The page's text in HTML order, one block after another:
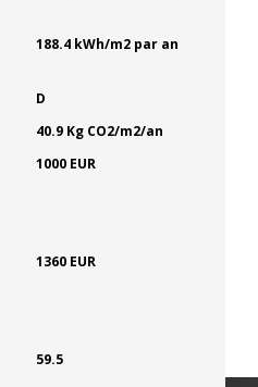
188.4 kWh/m2 par an
D
40.9 Kg CO2/m2/an
1000 EUR
1360 EUR
59.5